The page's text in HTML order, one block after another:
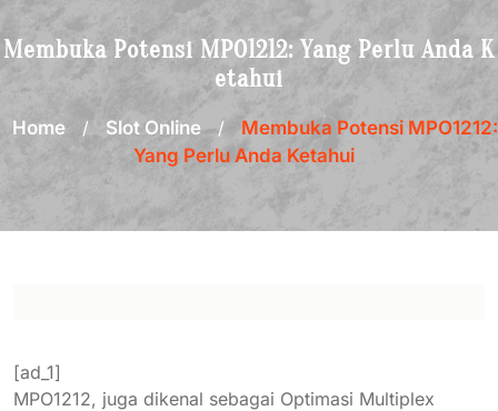
Membuka Potensi MPO1212: Yang Perlu Anda K
etahui
Home / Slot Online /
Membuka Potensi MPO1212:
Yang Perlu Anda Ketahui
[ad_1]
MPO1212, juga dikenal sebagai Optimasi Multiplex